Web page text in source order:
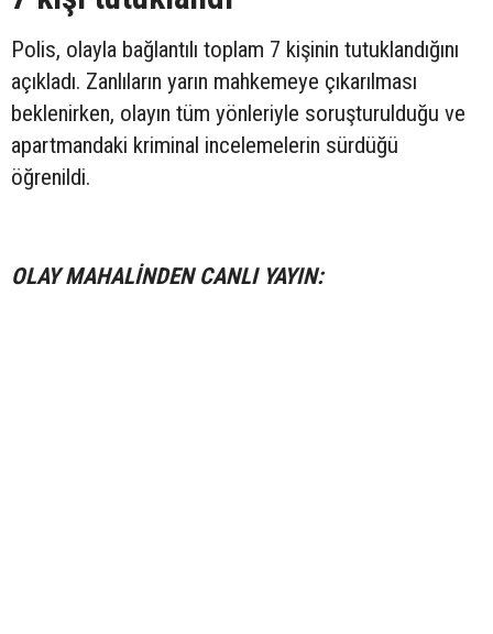
Polis, olayla bağlantılı toplam 7 kişinin tutuklandığını
açıkladı. Zanlıların yarın mahkemeye çıkarılması
beklenirken, olayın tüm yönleriyle soruşturulduğu ve
apartmandaki kriminal incelemelerin sürdüğü
öğrenildi.
OLAY MAHALİNDEN CANLI YAYIN: